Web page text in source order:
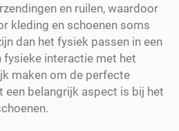
en ruilen, waardoor
kleding en schoenen soms
dan het fysiek passen in een
fysieke interactie met het
maken om de perfecte
een belangrijk aspect is bij het